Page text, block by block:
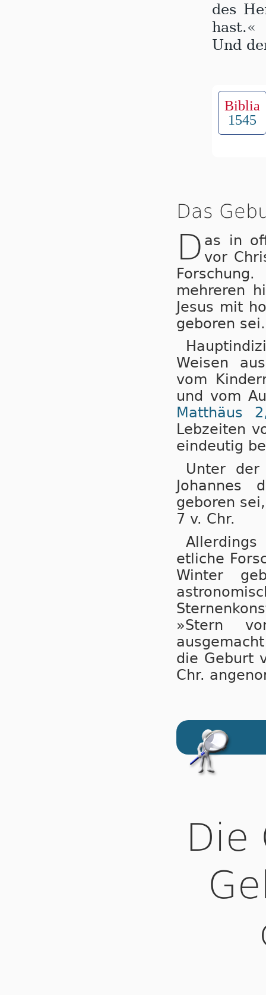
des
hast.«
Und
Biblia
1545
Das
D as in
vor
mehreren
Jesus mit
geboren sei.
Weisen
vom
und vom
Matthäus
Lebzeiten
eindeutig
Unter der
Johannes
geboren
7 v. Chr.
etliche
Winter
»Stern
die Geburt
Chr.
Die